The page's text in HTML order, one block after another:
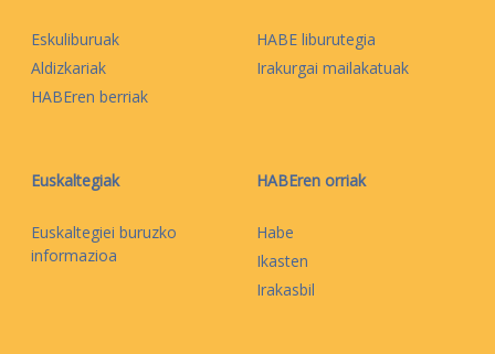
Eskuliburuak
Aldizkariak
HABEren berriak
HABE liburutegia
Irakurgai mailakatuak
Euskaltegiak
Euskaltegiei buruzko
informazioa
HABEren orriak
Habe
Ikasten
Irakasbil